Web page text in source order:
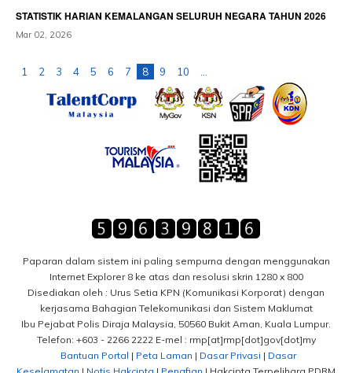
STATISTIK HARIAN KEMALANGAN SELURUH NEGARA TAHUN 2026
Mar 02, 2026
1 2 3 4 5 6 7 8 9 10
Paparan dalam sistem ini paling sempurna dengan menggunakan
Internet Explorer 8 ke atas dan resolusi skrin 1280 x 800
Disediakan oleh : Urus Setia KPN (Komunikasi Korporat) dengan
kerjasama Bahagian Telekomunikasi dan Sistem Maklumat
Ibu Pejabat Polis Diraja Malaysia, 50560 Bukit Aman, Kuala Lumpur.
Telefon: +603 - 2266 2222 E-mel : rmp[at]rmp[dot]gov[dot]my
Bantuan Portal | Peta Laman | Dasar Privasi | Dasar